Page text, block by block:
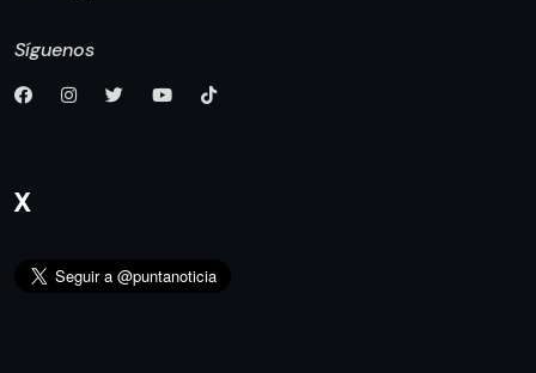
Síguenos
X